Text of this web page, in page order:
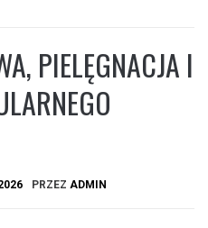
PIELĘGNACJA I
PRZEZ ADMIN